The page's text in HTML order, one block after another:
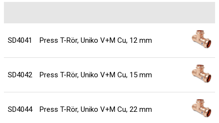
SD4041 Press T-Rör, Uniko V+M Cu, 12 mm
SD4042 Press T-Rör, Uniko V+M Cu, 15 mm
SD4044 Press T-Rör, Uniko V+M Cu, 22 mm